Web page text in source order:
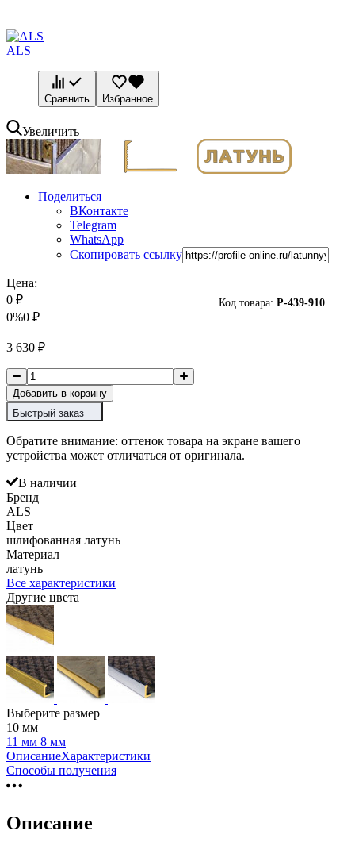
ALS
Сравнить Избранное
Увеличить
Поделиться
ВКонтакте
Telegram
WhatsApp
Скопировать ссылку
Код товара: P-439-910
Цена:
0 ₽
0%0 ₽
3 630 ₽
Добавить в корзину
Быстрый заказ
Обратите внимание: оттенок товара на экране вашего
устройства может отличаться от оригинала.
В наличии
Бренд
ALS
Цвет
шлифованная латунь
Материал
латунь
Все характеристики
Другие цвета
Выберите размер
10 мм
11 мм 8 мм
ОписаниеХарактеристики
Способы получения
Описание